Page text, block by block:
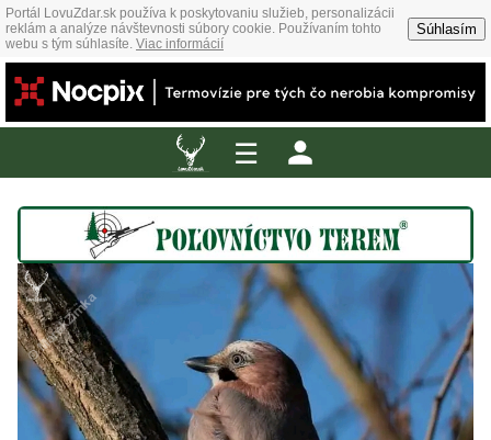
Portál LovuZdar.sk používa k poskytovaniu služieb, personalizácii
reklám a analýze návštevnosti súbory cookie. Používaním tohto
webu s tým súhlasíte. Viac informácií
Súhlasím
☰